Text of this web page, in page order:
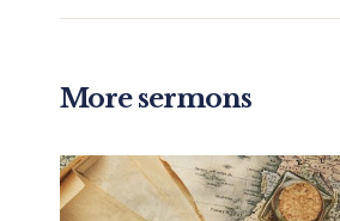
More sermons